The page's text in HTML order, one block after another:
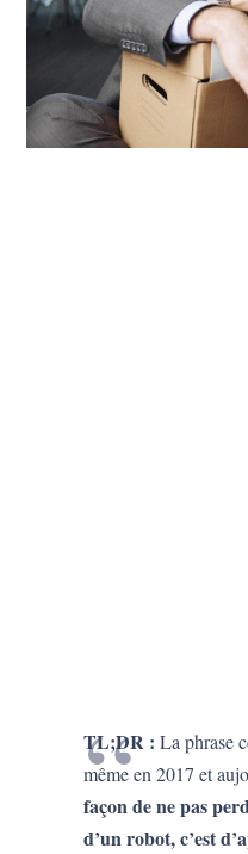
TL;DR : La phrase
même en 2017 et
façon de ne pas
d’un robot, c’est